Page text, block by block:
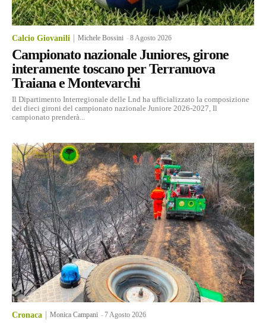
Calcio Giovanili Michele Bossini -8 Agosto 2026
Campionato nazionale Juniores, girone
interamente toscano per Terranuova
Traiana e Montevarchi
Il Dipartimento Interregionale delle Lnd ha ufficializzato la composizione
dei dieci gironi del campionato nazionale Juniore 2026-2027, Il
campionato prenderà...
Cronaca Monica Campani -7 Agosto 2026